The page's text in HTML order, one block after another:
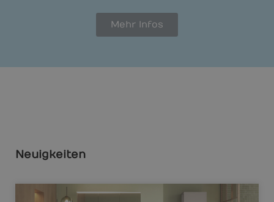
Mehr Infos
Neuigkeiten